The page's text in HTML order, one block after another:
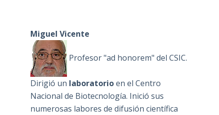
Miguel Vicente
Profesor "ad honorem" del CSIC.
Dirigió un laboratorioen el Centro
Nacional de Biotecnología. Inició sus
numerosas labores de difusión científica